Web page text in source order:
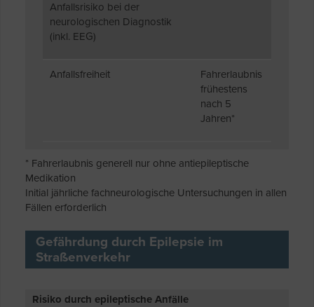
Anfallsrisiko bei der
neurologischen Diagnostik
(inkl. EEG)
Anfallsfreiheit
Fahrerlaubnis
frühestens
nach 5
Jahren*
* Fahrerlaubnis generell nur ohne antiepileptische
Medikation
Initial jährliche fachneurologische Untersuchungen in allen
Fällen erforderlich
Gefährdung durch Epilepsie im
Straßenverkehr
Risiko durch epileptische Anfälle